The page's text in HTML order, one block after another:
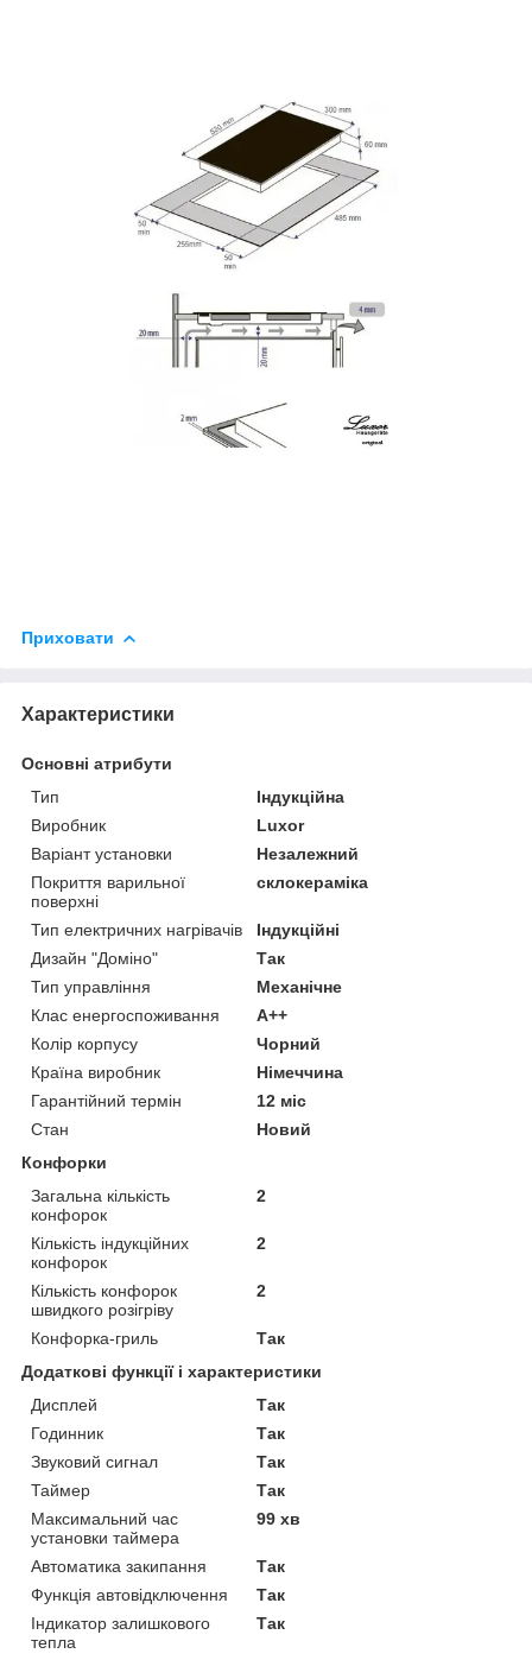
Приховати
Характеристики
Основні атрибути
Тип
Індукційна
Виробник
Luxor
Варіант установки
Незалежний
Покриття варильної
поверхні
склокераміка
Тип електричних нагрівачів
Індукційні
Дизайн "Доміно"
Так
Тип управління
Механічне
Клас енергоспоживання
A++
Колір корпусу
Чорний
Країна виробник
Німеччина
Гарантійний термін
12 міс
Стан
Новий
Конфорки
Загальна кількість
конфорок
2
Кількість індукційних
конфорок
2
Кількість конфорок
швидкого розігріву
2
Конфорка-гриль
Так
Додаткові функції і характеристики
Дисплей
Так
Годинник
Так
Звуковий сигнал
Так
Таймер
Так
Максимальний час
установки таймера
99 хв
Автоматика закипання
Так
Функція автовідключення
Так
Індикатор залишкового
тепла
Так